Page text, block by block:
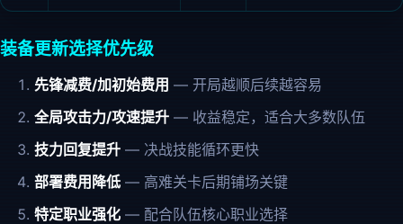
装备更新选择优先级
先锋减费/加初始费用 — 开局越顺后续越容易
全局攻击力/攻速提升— 收益稳定，适合大多数队伍
技力回复提升— 决战技能循环更快
部署费用降低— 高难关卡后期铺场关键
特定职业强化— 配合队伍核心职业选择